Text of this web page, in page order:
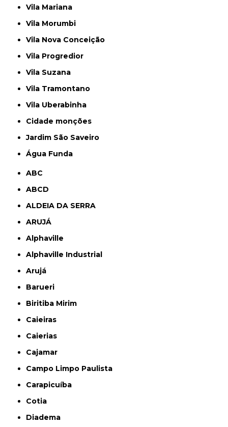
Vila Mariana
Vila Morumbi
Vila Nova Conceição
Vila Progredior
Vila Suzana
Vila Tramontano
Vila Uberabinha
cidade monções
jardim São Saveiro
Água Funda
ABC
ABCD
ALDEIA DA SERRA
ARUJÁ
Alphaville
Alphaville Industrial
Arujá
Barueri
Biritiba Mirim
Caieiras
Caierias
Cajamar
Campo Limpo Paulista
Carapicuíba
Cotia
Diadema